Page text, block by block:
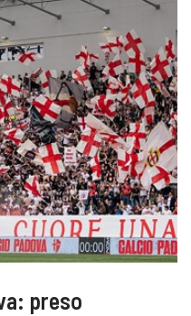
preso